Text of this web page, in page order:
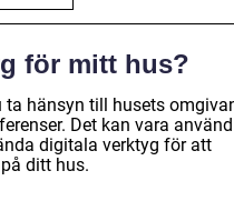
för mitt hus?
hänsyn till husets
Det kan vara
digitala verktyg för att
ditt hus.